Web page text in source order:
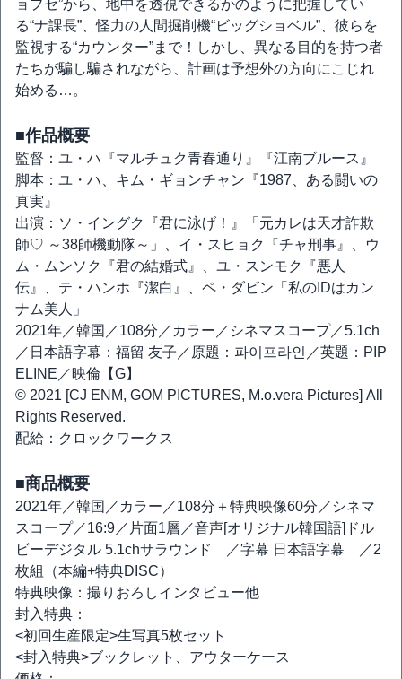
ョプセ”から、地中を透視できるかのように把握してい
る“ナ課長”、怪力の人間掘削機“ビッグショベル”、彼らを
監視する“カウンター”まで！しかし、異なる目的を持つ者
たちが騙し騙されながら、計画は予想外の方向にこじれ
始める…。
■作品概要
監督：ユ・ハ『マルチュク青春通り』『江南ブルース』
脚本：ユ・ハ、キム・ギョンチャン『1987、ある闘いの
真実』
出演：ソ・イングク『君に泳げ！』「元カレは天才詐欺
師♡ ～38師機動隊～」、イ・スヒョク『チャ刑事』、ウ
ム・ムンソク『君の結婚式』、ユ・スンモク『悪人
伝』、テ・ハンホ『潔白』、ペ・ダビン「私のIDはカン
ナム美人」
2021年／韓国／108分／カラー／シネマスコープ／5.1ch
／日本語字幕：福留 友子／原題：파이프라인／英題：PIP
ELINE／映倫【G】
© 2021 [CJ ENM, GOM PICTURES, M.o.vera Pictures] All
Rights Reserved.
配給：クロックワークス
■商品概要
2021年／韓国／カラー／108分＋特典映像60分／シネマ
スコープ／16:9／片面1層／音声[オリジナル韓国語]ドル
ビーデジタル 5.1chサラウンド ／字幕 日本語字幕 ／2
枚組（本編+特典DISC）
特典映像：撮りおろしインタビュー他
封入特典：
<初回生産限定>生写真5枚セット
<封入特典>ブックレット、アウターケース